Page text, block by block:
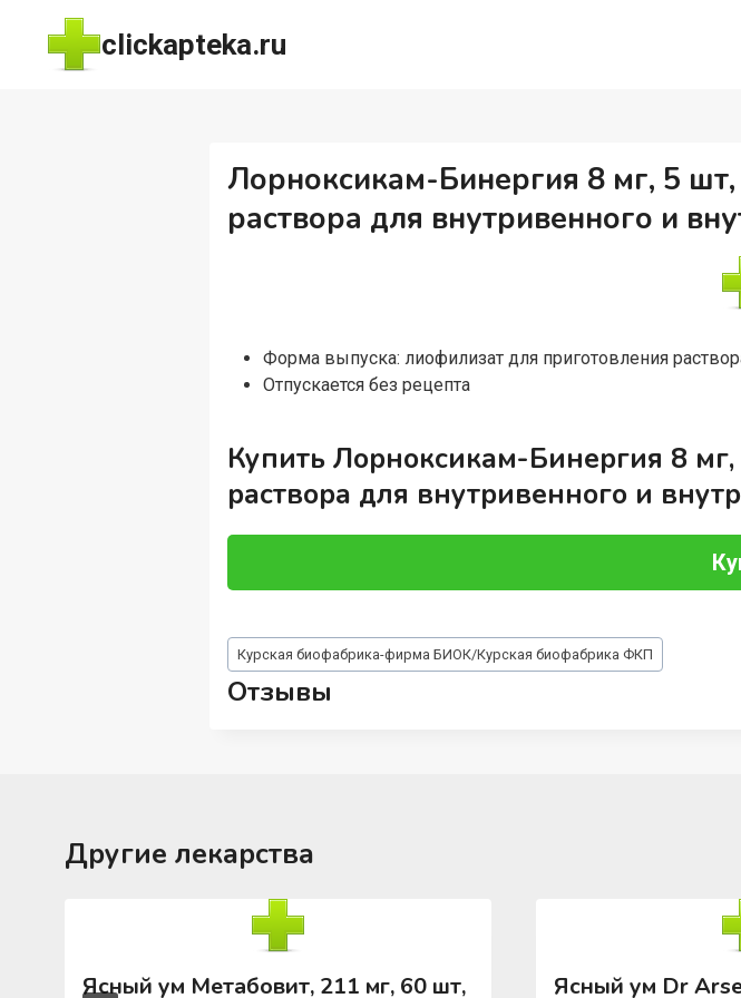
Перейти
содержимому
clickapteka.ru
Лорноксикам-Бинергия 8 мг, 5
раствора для внутривенного и
Форма выпуска: лиофилизат для приготовления
Отпускается без рецепта
Купить Лорноксикам-Бинергия 8
раствора для внутривенного и
Метки
записи:
Курская биофабрика-фирма БИОК/Курская биофабрика ФКП
Отзывы
Другие лекарства
Ясный ум Метабовит, 211 мг, 60 шт, Ясный ум Dr